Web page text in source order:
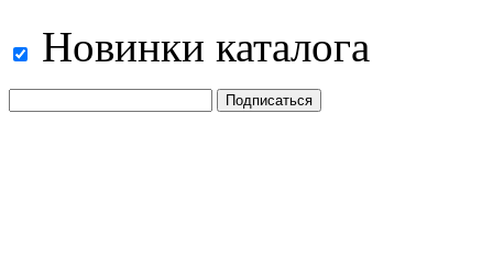
Новинки каталога